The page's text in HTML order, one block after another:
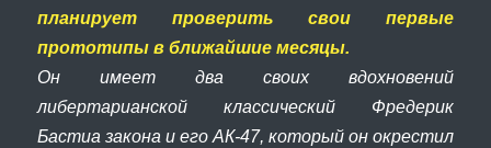
планирует проверить свои первые
прототипы в ближайшие месяцы.
Он имеет два своих вдохновений
либертарианской классический Фредерик
Бастиа закона и его АК-47, который он окрестил